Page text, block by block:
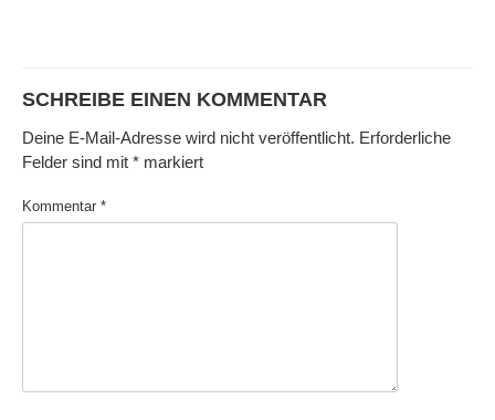
SCHREIBE EINEN KOMMENTAR
Deine E-Mail-Adresse wird nicht veröffentlicht. Erforderliche
Felder sind mit * markiert
Kommentar *